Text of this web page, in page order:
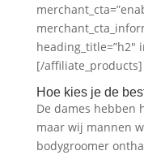
heading_title=”h2″
[/affiliate_products]
Hoe kies je de
De dames hebben
maar wij mannen
bodygroomer